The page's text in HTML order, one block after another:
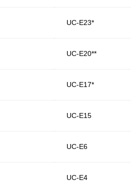
UC-E23*
UC-E20**
UC-E17*
UC-E15
UC-E6
UC-E4